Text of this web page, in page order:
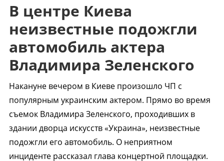
В центре Киева
неизвестные подожгли
автомобиль актера
Владимира Зеленского
Накануне вечером в Киеве произошло ЧП с
популярным украинским актером. Прямо во время
съемок Владимира Зеленского, проходивших в
здании дворца искусств «Украина», неизвестные
подожгли его автомобиль. О неприятном
инциденте рассказал глава концертной площадки.